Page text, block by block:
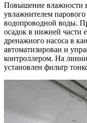
Повышение влажности
увлажнителем
водопроводной воды.
осадок в нижней части
дренажного насоса в
автоматизирован и
контроллером. На
установлен фильтр